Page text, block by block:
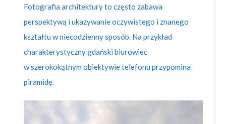
Fotografia architektury to często zabawa
perspektywą i ukazywanie oczywistego i znanego
kształtu w niecodzienny sposób. Na przykład
charakterystyczny gdański biurowiec
w szerokokątnym obiektywie telefonu przypomina
piramidę.